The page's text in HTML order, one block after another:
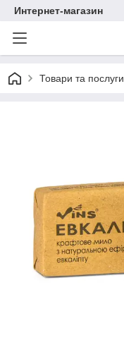
Интернет-магазин
Товари та послуги